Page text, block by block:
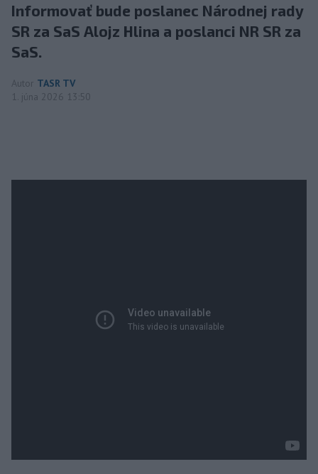
Informovať bude poslanec Národnej rady
SR za SaS Alojz Hlina a poslanci NR SR za
SaS.
Autor TASR TV
1. júna 2026 13:50